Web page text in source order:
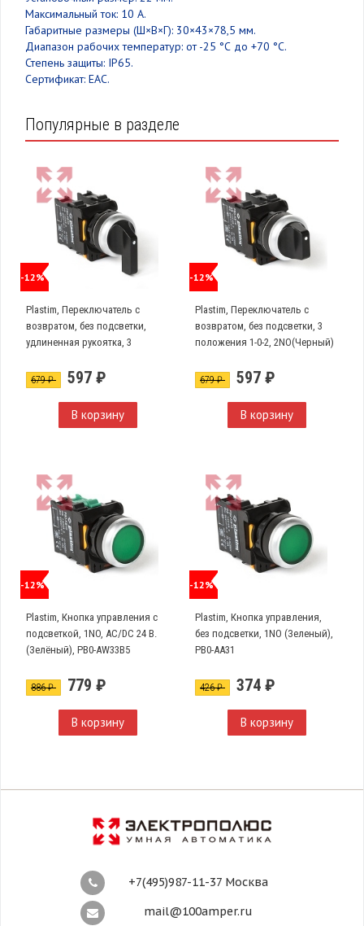
Максимальный ток: 10 А.
Габаритные размеры (Ш×В×Г): 30×43×78,5 мм.
Диапазон рабочих температур: от -25 °С до +70 °С.
Степень защиты: IP65.
Сертификат: ЕАС.
Популярные в разделе
-12%
Plastim, Переключатель с
возвратом, без подсветки,
удлиненная рукоятка, 3
(Черный), PB0-AJ53
679 ₽ 597 ₽
В корзину
-12%
Plastim, Переключатель с
возвратом, без подсветки, 3
положения 1-0-2, 2NO(Черный)
679 ₽ 597 ₽
В корзину
-12%
Plastim, Кнопка управления с
подсветкой, 1NO, AC/DC 24 В.
(Зелёный), PB0-AW33B5
886 ₽ 779 ₽
В корзину
-12%
Plastim, Кнопка управления,
без подсветки, 1NO (Зеленый),
PB0-AA31
426 ₽ 374 ₽
В корзину
+7(495)987-11-37 Москва
mail@100amper.ru